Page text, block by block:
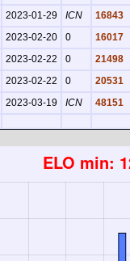
2023-01-29 ICN
16843
2023-02-20 0
16017
2023-02-22 0
21498
2023-02-22 0
20531
2023-03-19 ICN
48151